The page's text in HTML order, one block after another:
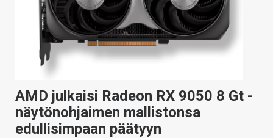
VAIHDA TEEMA
AMD julkaisi Radeon RX 9050 8 Gt -
näytönohjaimen mallistonsa
edullisimpaan päätyyn